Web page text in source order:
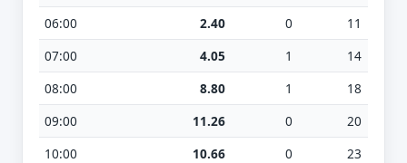
06:00
2.40 0
11
07:00
4.05 1
14
08:00
8.80 1
18
09:00
11.26 0
20
10:00
10.66 0
23